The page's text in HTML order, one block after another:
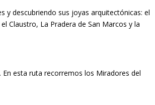
y descubriendo sus joyas arquitectónicas: el
Claustro, La Pradera de San Marcos y la
esta ruta recorremos los Miradores del